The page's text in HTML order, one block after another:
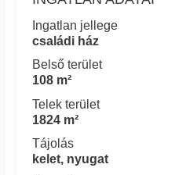
Ingatlan jellege
családi ház
Belső terület
108 m²
Telek terület
1824 m²
Tájolás
kelet, nyugat